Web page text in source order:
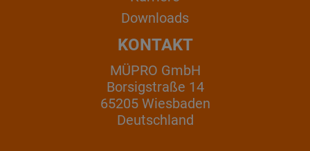
Downloads
KONTAKT
MÜPRO GmbH
Borsigstraße 14
65205 Wiesbaden
Deutschland